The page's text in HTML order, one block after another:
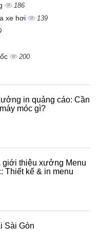
186
xe hơi
139
200
in quảng cáo: Cần
móc gì?
thiệu xưởng Menu
Thiết kế & in menu
Sài Gòn